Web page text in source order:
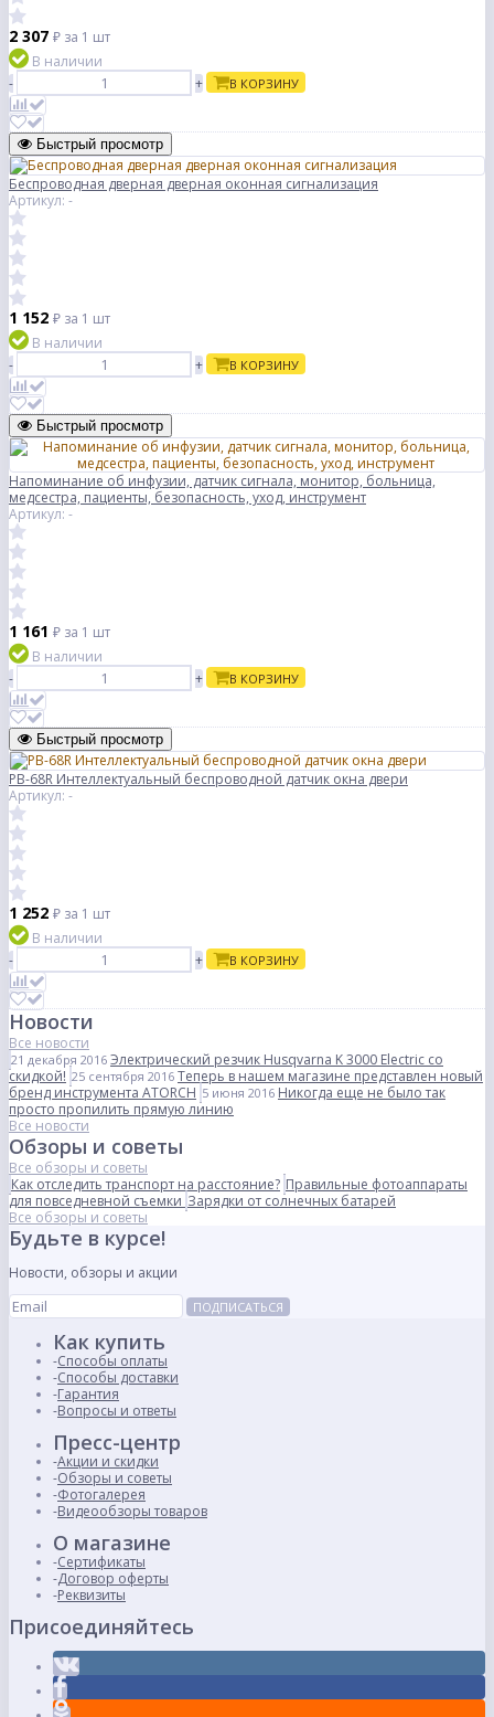
2 307 ₽ за 1 шт
В наличии
-
+ В КОРЗИНУ
Быстрый просмотр
Беспроводная дверная дверная оконная сигнализация
Артикул: -
1 152 ₽ за 1 шт
В наличии
-
+ В КОРЗИНУ
Быстрый просмотр
Напоминание об инфузии, датчик сигнала, монитор, больница,
медсестра, пациенты, безопасность, уход, инструмент
Артикул: -
1 161 ₽ за 1 шт
В наличии
-
+ В КОРЗИНУ
Быстрый просмотр
PB-68R Интеллектуальный беспроводной датчик окна двери
Артикул: -
1 252 ₽ за 1 шт
В наличии
-
+ В КОРЗИНУ
Новости
Все новости
21 декабря 2016 Электрический резчик Husqvarna K 3000 Electric со
скидкой! 25 сентября 2016 Теперь в нашем магазине представлен новый
бренд инструмента ATORCH 5 июня 2016 Никогда еще не было так
просто пропилить прямую линию
Все новости
Обзоры и советы
Все обзоры и советы
Как отследить транспорт на расстояние? Правильные фотоаппараты
для повседневной съемки Зарядки от солнечных батарей
Все обзоры и советы
Будьте в курсе!
Новости, обзоры и акции
ПОДПИСАТЬСЯ
Как купить
Способы оплаты
Способы доставки
Гарантия
Вопросы и ответы
Пресс-центр
Акции и скидки
Обзоры и советы
Фотогалерея
Видеообзоры товаров
О магазине
Сертификаты
Договор оферты
Реквизиты
Присоединяйтесь